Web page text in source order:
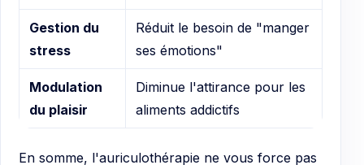
Gestion du
stress
Réduit le besoin de "manger
ses émotions"
Modulation
du plaisir
Diminue l'attirance pour les
aliments addictifs
En somme, l'auriculothérapie ne vous force pas